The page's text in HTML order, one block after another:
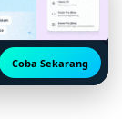
🚀
Coba Sekarang